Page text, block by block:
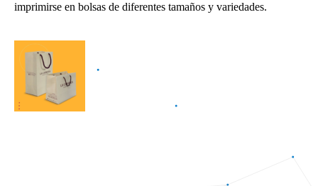
imprimirse en bolsas de diferentes tamaños y variedades.